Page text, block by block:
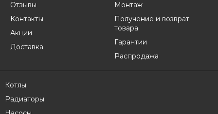
Отзывы
Контакты
Акции
Доставка
Монтаж
Получение и возврат
товара
Гарантии
Распродажа
Котлы
Радиаторы